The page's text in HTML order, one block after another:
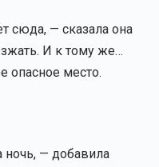
сюда, — сказала она
И к тому же…
опасное место.
ночь, — добавила